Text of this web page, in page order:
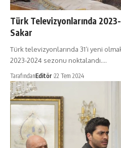
Türk Televizyonlarında
Sakar
Türk televizyonlarında 31’i yeni
2023-2024 sezonu noktalandı.…
TarafındanEditör 22 Tem 2024